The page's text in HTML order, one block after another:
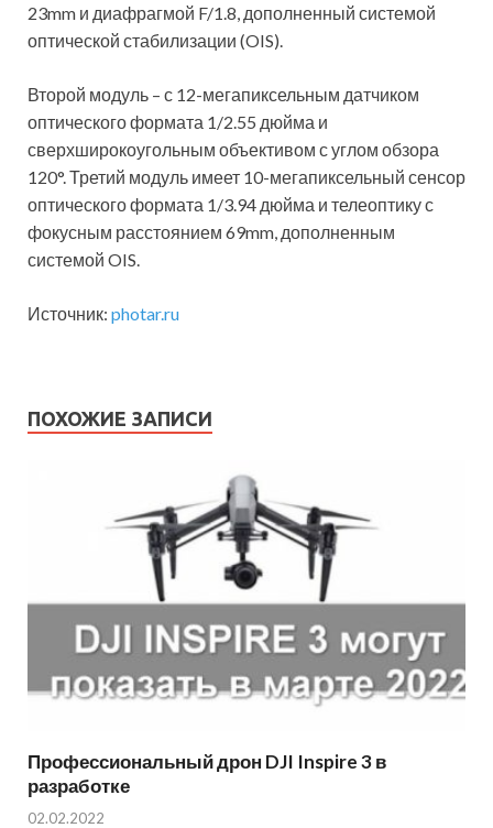
23mm и диафрагмой F/1.8, дополненный системой
оптической стабилизации (OIS).
Второй модуль – с 12-мегапиксельным датчиком
оптического формата 1/2.55 дюйма и
сверхширокоугольным объективом с углом обзора
120°. Третий модуль имеет 10-мегапиксельный сенсор
оптического формата 1/3.94 дюйма и телеоптику с
фокусным расстоянием 69mm, дополненным
системой OIS.
Источник: photar.ru
ПОХОЖИЕ ЗАПИСИ
Профессиональный дрон DJI Inspire 3 в
разработке
02.02.2022